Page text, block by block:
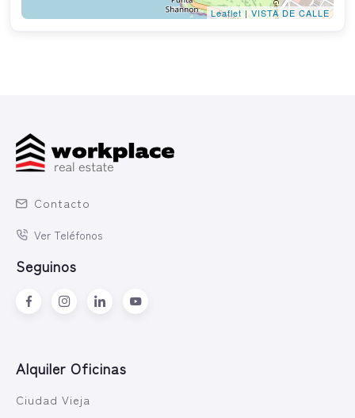
Leaflet | VISTA DE CALLE
Contacto
Ver Teléfonos
Seguinos
Alquiler Oficinas
Ciudad Vieja